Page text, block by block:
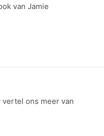
van Jamie
vertel ons meer van